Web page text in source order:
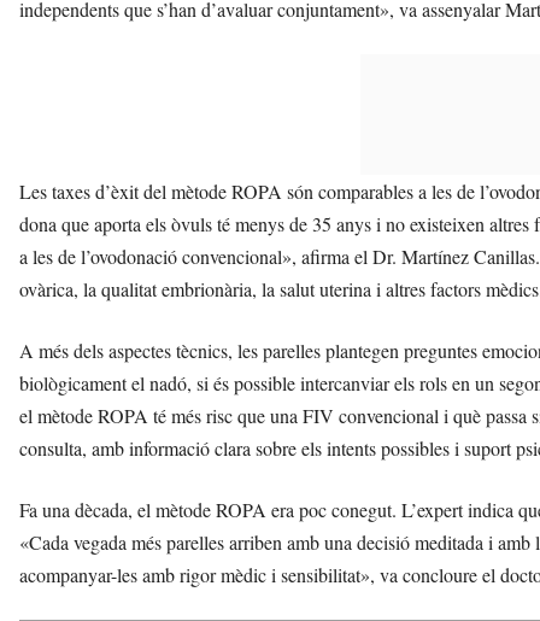
independents que s’han d’avaluar conjuntament», va assenyalar
Les taxes d’èxit del mètode ROPA són comparables a les de
dona que aporta els òvuls té menys de 35 anys i no existeixen
a les de l’ovodonació convencional», afirma el Dr. Martínez
ovàrica, la qualitat embrionària, la salut uterina i altres factors
A més dels aspectes tècnics, les parelles plantegen preguntes
biològicament el nadó, si és possible intercanviar els rols en un
el mètode ROPA té més risc que una FIV convencional i què
consulta, amb informació clara sobre els intents possibles i suport
Fa una dècada, el mètode ROPA era poc conegut. L’expert indica
«Cada vegada més parelles arriben amb una decisió meditada i
acompanyar-les amb rigor mèdic i sensibilitat», va concloure el